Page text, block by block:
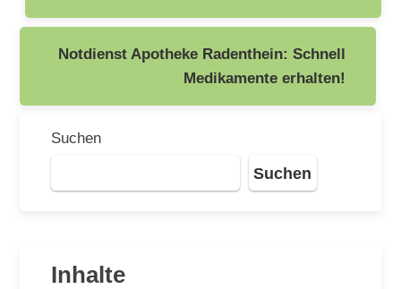
Notdienst Apotheke Radenthein: Schnell
Medikamente erhalten!
Suchen
Suchen
Inhalte